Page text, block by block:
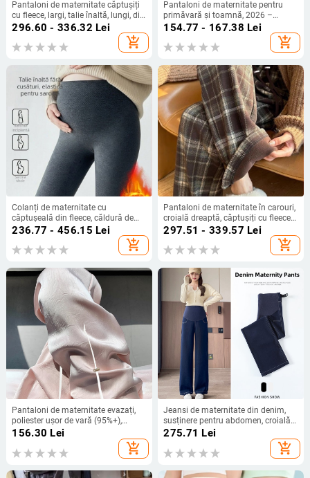
Pantaloni de maternitate căptușiți
cu fleece, largi, talie înaltă, lungi, din
amestec bumbac-poliester
296.60 - 336.32 Lei
add_shopping_cart
Pantaloni de maternitate pentru
primăvară și toamnă, 2026 –
model nou, căptuți cu fleece pentru
iarnă, talie înaltă, croială lejeră, plus
size, potriviți pentru femei de
154.77 - 167.38 Lei
add_shopping_cart
Colanți de maternitate cu
căptușeală din fleece, căldură de
iarnă, croială slim, talie medie,
236.77 - 456.15 Lei
add_shopping_cart
Pantaloni de maternitate în carouri,
croială dreaptă, căptușiți cu fleece
pentru iarnă, groși, fără panou
pentru burtă, lungi, calzi pentru
femei cu înălțime mică
297.51 - 339.57 Lei
add_shopping_cart
Pantaloni de maternitate evazați,
poliester ușor de vară (95%+),
susținere abdominală, lungime
integrală, stil inspirat din China
156.30 Lei
add_shopping_cart
Jeansi de maternitate din denim,
susținere pentru abdomen, croială
largă, grosime normală, 70–80%
fibre cationice, toamna 2025
275.71 Lei
add_shopping_cart